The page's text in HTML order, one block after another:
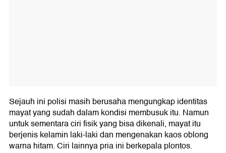
Sejauh ini polisi masih berusaha mengungkap identitas
mayat yang sudah dalam kondisi membusuk itu. Namun
untuk sementara ciri fisik yang bisa dikenali, mayat itu
berjenis kelamin laki-laki dan mengenakan kaos oblong
warna hitam. Ciri lainnya pria ini berkepala plontos.